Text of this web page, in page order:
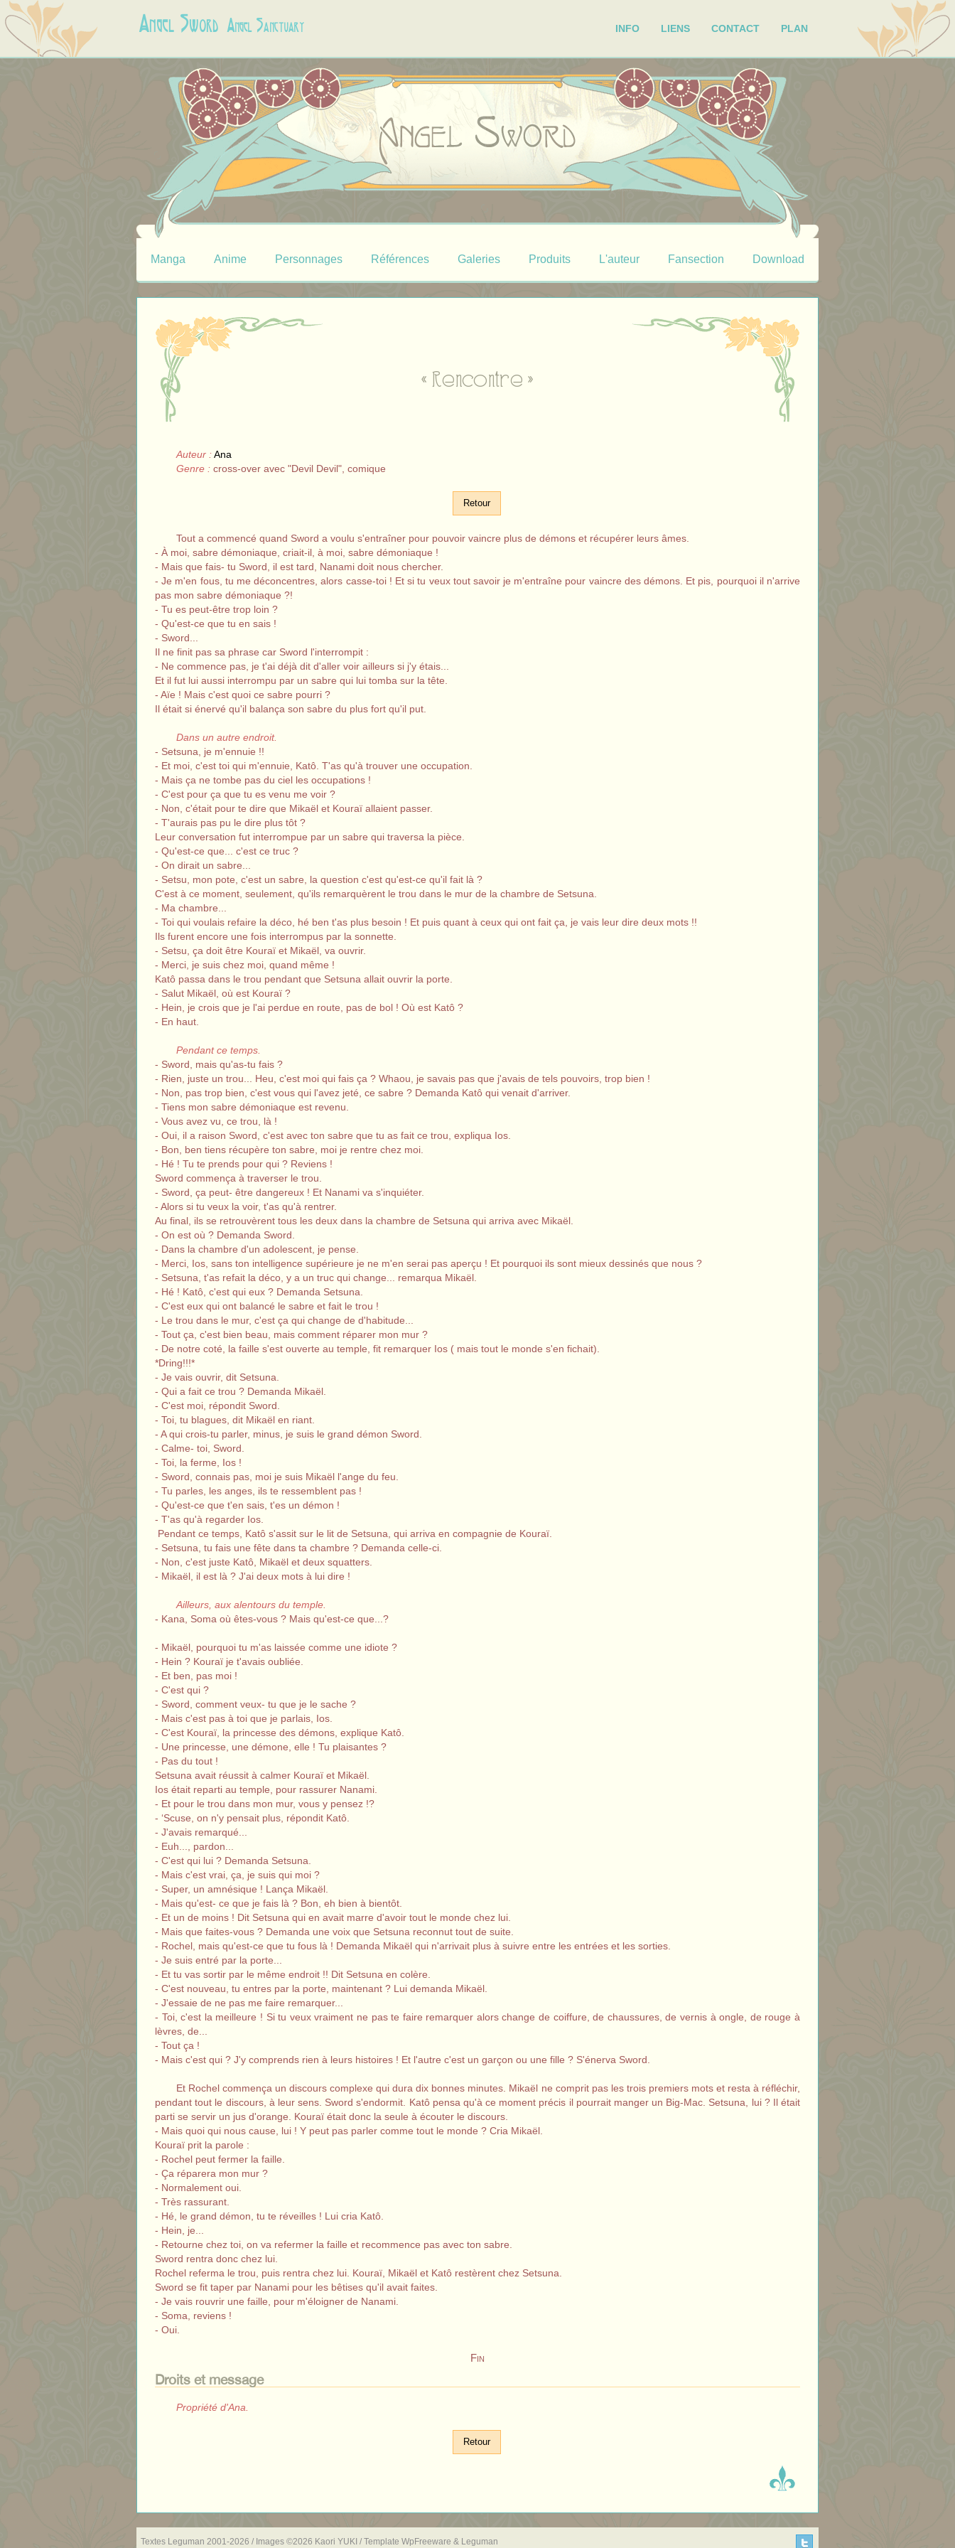
Angel Sword Angel Sanctuary INFO LIENS CONTACT PLAN
Manga Anime Personnages Références Galeries Produits L'auteur Fansection Download
« Rencontre »
Auteur :Ana
Genre : cross-over avec "Devil Devil", comique
Retour
Tout a commencé quand Sword a voulu s'entraîner pour pouvoir vaincre plus de démons et récupérer leurs âmes.
- À moi, sabre démoniaque, criait-il, à moi, sabre démoniaque !
- Mais que fais- tu Sword, il est tard, Nanami doit nous chercher.
- Je m'en fous, tu me déconcentres, alors casse-toi ! Et si tu veux tout savoir je m'entraîne pour vaincre des démons. Et pis, pourquoi il n'arrive
pas mon sabre démoniaque ?!
- Tu es peut-être trop loin ?
- Qu'est-ce que tu en sais !
- Sword...
Il ne finit pas sa phrase car Sword l'interrompit :
- Ne commence pas, je t'ai déjà dit d'aller voir ailleurs si j'y étais...
Et il fut lui aussi interrompu par un sabre qui lui tomba sur la tête.
- Aïe ! Mais c'est quoi ce sabre pourri ?
Il était si énervé qu'il balança son sabre du plus fort qu'il put.
Dans un autre endroit.
- Setsuna, je m'ennuie !!
- Et moi, c'est toi qui m'ennuie, Katô. T'as qu'à trouver une occupation.
- Mais ça ne tombe pas du ciel les occupations !
- C'est pour ça que tu es venu me voir ?
- Non, c'était pour te dire que Mikaël et Kouraï allaient passer.
- T'aurais pas pu le dire plus tôt ?
Leur conversation fut interrompue par un sabre qui traversa la pièce.
- Qu'est-ce que... c'est ce truc ?
- On dirait un sabre...
- Setsu, mon pote, c'est un sabre, la question c'est qu'est-ce qu'il fait là ?
C'est à ce moment, seulement, qu'ils remarquèrent le trou dans le mur de la chambre de Setsuna.
- Ma chambre...
- Toi qui voulais refaire la déco, hé ben t'as plus besoin ! Et puis quant à ceux qui ont fait ça, je vais leur dire deux mots !!
Ils furent encore une fois interrompus par la sonnette.
- Setsu, ça doit être Kouraï et Mikaël, va ouvrir.
- Merci, je suis chez moi, quand même !
Katô passa dans le trou pendant que Setsuna allait ouvrir la porte.
- Salut Mikaël, où est Kouraï ?
- Hein, je crois que je l'ai perdue en route, pas de bol ! Où est Katô ?
- En haut.
Pendant ce temps.
- Sword, mais qu'as-tu fais ?
- Rien, juste un trou... Heu, c'est moi qui fais ça ? Whaou, je savais pas que j'avais de tels pouvoirs, trop bien !
- Non, pas trop bien, c'est vous qui l'avez jeté, ce sabre ? Demanda Katô qui venait d'arriver.
- Tiens mon sabre démoniaque est revenu.
- Vous avez vu, ce trou, là !
- Oui, il a raison Sword, c'est avec ton sabre que tu as fait ce trou, expliqua Ios.
- Bon, ben tiens récupère ton sabre, moi je rentre chez moi.
- Hé ! Tu te prends pour qui ? Reviens !
Sword commença à traverser le trou.
- Sword, ça peut- être dangereux ! Et Nanami va s'inquiéter.
- Alors si tu veux la voir, t'as qu'à rentrer.
Au final, ils se retrouvèrent tous les deux dans la chambre de Setsuna qui arriva avec Mikaël.
- On est où ? Demanda Sword.
- Dans la chambre d'un adolescent, je pense.
- Merci, Ios, sans ton intelligence supérieure je ne m'en serai pas aperçu ! Et pourquoi ils sont mieux dessinés que nous ?
- Setsuna, t'as refait la déco, y a un truc qui change... remarqua Mikaël.
- Hé ! Katô, c'est qui eux ? Demanda Setsuna.
- C'est eux qui ont balancé le sabre et fait le trou !
- Le trou dans le mur, c'est ça qui change de d'habitude...
- Tout ça, c'est bien beau, mais comment réparer mon mur ?
- De notre coté, la faille s'est ouverte au temple, fit remarquer Ios ( mais tout le monde s'en fichait).
*Dring!!!*
- Je vais ouvrir, dit Setsuna.
- Qui a fait ce trou ? Demanda Mikaël.
- C'est moi, répondit Sword.
- Toi, tu blagues, dit Mikaël en riant.
- A qui crois-tu parler, minus, je suis le grand démon Sword.
- Calme- toi, Sword.
- Toi, la ferme, Ios !
- Sword, connais pas, moi je suis Mikaël l'ange du feu.
- Tu parles, les anges, ils te ressemblent pas !
- Qu'est-ce que t'en sais, t'es un démon !
- T'as qu'à regarder Ios.
Pendant ce temps, Katô s'assit sur le lit de Setsuna, qui arriva en compagnie de Kouraï.
- Setsuna, tu fais une fête dans ta chambre ? Demanda celle-ci.
- Non, c'est juste Katô, Mikaël et deux squatters.
- Mikaël, il est là ? J'ai deux mots à lui dire !
Ailleurs, aux alentours du temple.
- Kana, Soma où êtes-vous ? Mais qu'est-ce que...?
- Mikaël, pourquoi tu m'as laissée comme une idiote ?
- Hein ? Kouraï je t'avais oubliée.
- Et ben, pas moi !
- C'est qui ?
- Sword, comment veux- tu que je le sache ?
- Mais c'est pas à toi que je parlais, Ios.
- C'est Kouraï, la princesse des démons, explique Katô.
- Une princesse, une démone, elle ! Tu plaisantes ?
- Pas du tout !
Setsuna avait réussit à calmer Kouraï et Mikaël.
Ios était reparti au temple, pour rassurer Nanami.
- Et pour le trou dans mon mur, vous y pensez !?
- ‘Scuse, on n'y pensait plus, répondit Katô.
- J'avais remarqué...
- Euh..., pardon...
- C'est qui lui ? Demanda Setsuna.
- Mais c'est vrai, ça, je suis qui moi ?
- Super, un amnésique ! Lança Mikaël.
- Mais qu'est- ce que je fais là ? Bon, eh bien à bientôt.
- Et un de moins ! Dit Setsuna qui en avait marre d'avoir tout le monde chez lui.
- Mais que faites-vous ? Demanda une voix que Setsuna reconnut tout de suite.
- Rochel, mais qu'est-ce que tu fous là ! Demanda Mikaël qui n'arrivait plus à suivre entre les entrées et les sorties.
- Je suis entré par la porte...
- Et tu vas sortir par le même endroit !! Dit Setsuna en colère.
- C'est nouveau, tu entres par la porte, maintenant ? Lui demanda Mikaël.
- J'essaie de ne pas me faire remarquer...
- Toi, c'est la meilleure ! Si tu veux vraiment ne pas te faire remarquer alors change de coiffure, de chaussures, de vernis à ongle, de rouge à
lèvres, de...
- Tout ça !
- Mais c'est qui ? J'y comprends rien à leurs histoires ! Et l'autre c'est un garçon ou une fille ? S'énerva Sword.
Et Rochel commença un discours complexe qui dura dix bonnes minutes. Mikaël ne comprit pas les trois premiers mots et resta à réfléchir,
pendant tout le discours, à leur sens. Sword s'endormit. Katô pensa qu'à ce moment précis il pourrait manger un Big-Mac. Setsuna, lui ? Il était
parti se servir un jus d'orange. Kouraï était donc la seule à écouter le discours.
- Mais quoi qui nous cause, lui ! Y peut pas parler comme tout le monde ? Cria Mikaël.
Kouraï prit la parole :
- Rochel peut fermer la faille.
- Ça réparera mon mur ?
- Normalement oui.
- Très rassurant.
- Hé, le grand démon, tu te réveilles ! Lui cria Katô.
- Hein, je...
- Retourne chez toi, on va refermer la faille et recommence pas avec ton sabre.
Sword rentra donc chez lui.
Rochel referma le trou, puis rentra chez lui. Kouraï, Mikaël et Katô restèrent chez Setsuna.
Sword se fit taper par Nanami pour les bêtises qu'il avait faites.
- Je vais rouvrir une faille, pour m'éloigner de Nanami.
- Soma, reviens !
- Oui.
Fin
Droits et message
Propriété d'Ana.
Retour
Textes Leguman 2001-2026 / Images ©2026 Kaori YUKI / Template WpFreeware & Leguman